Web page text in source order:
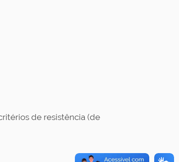
de resistência (de